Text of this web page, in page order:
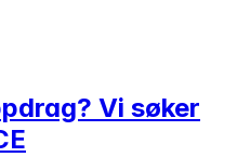
Vi søker